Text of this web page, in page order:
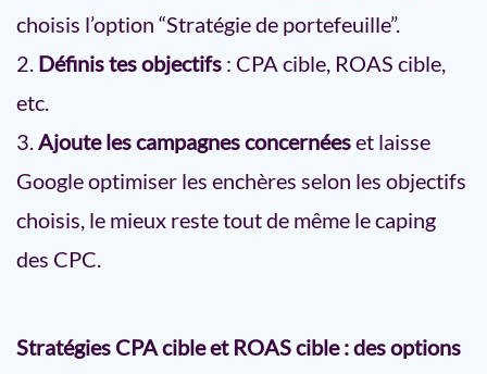
choisis l’option “Stratégie de portefeuille”.
Définis tes objectifs : CPA cible, ROAS cible,
etc.
Ajoute les campagnes concernéeset laisse
Google optimiser les enchères selon les objectifs
choisis, le mieux reste tout de même le caping
des CPC.
Stratégies CPA cible et ROAS cible : des options